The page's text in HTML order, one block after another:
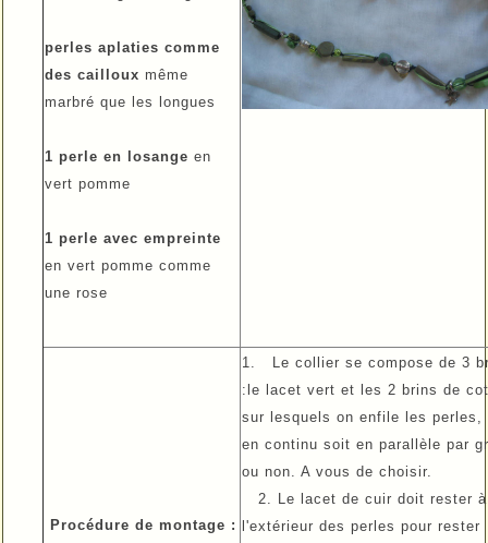
perles aplaties comme
des cailloux même
marbré que les longues
1 perle en losange en
vert pomme
1 perle avec empreinte
en vert pomme comme
une rose
Procédure de montage :
1. Le collier se compose de 3
:le lacet vert et les 2 brins de
sur lesquels on enfile les perles,
en continu soit en parallèle par
ou non. A vous de choisir.
2. Le lacet de cuir doit rester à
l'extérieur des perles pour rester